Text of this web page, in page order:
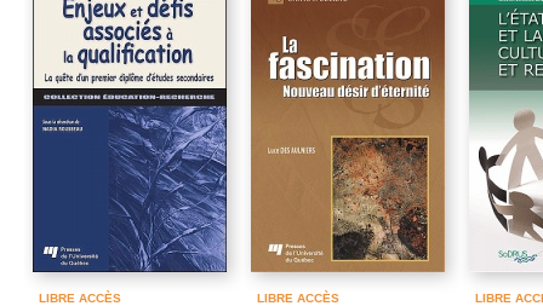
LIBRE ACCÈS LIBRE ACCÈS LIBRE